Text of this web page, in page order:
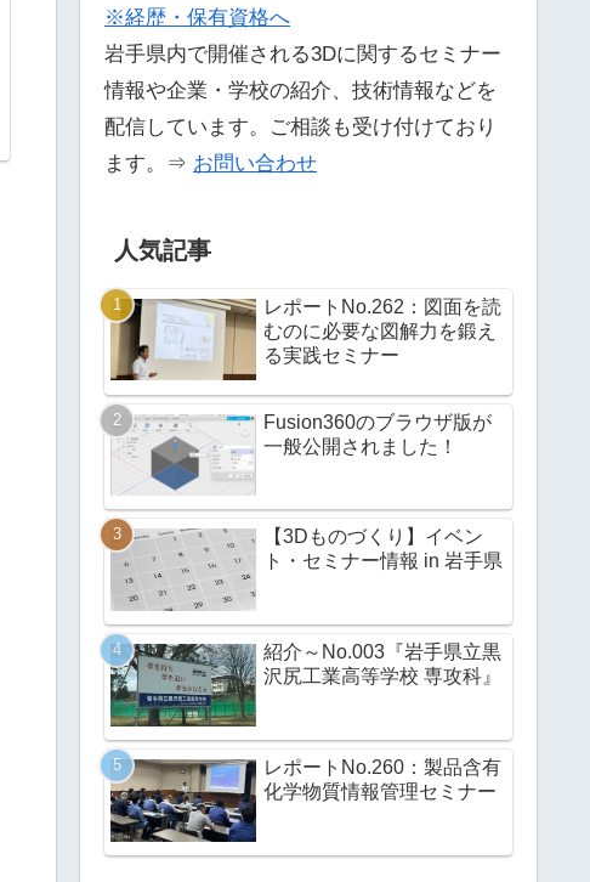
※経歴・保有資格へ
岩手県内で開催される3Dに関するセミナー
情報や企業・学校の紹介、技術情報などを
配信しています。ご相談も受け付けており
ます。⇒ お問い合わせ
人気記事
レポートNo.262：図面を読
むのに必要な図解力を鍛え
る実践セミナー
Fusion360のブラウザ版が
一般公開されました！
【3Dものづくり】イベン
ト・セミナー情報 in 岩手県
紹介～No.003『岩手県立黒
沢尻工業高等学校 専攻科』
レポートNo.260：製品含有
化学物質情報管理セミナー